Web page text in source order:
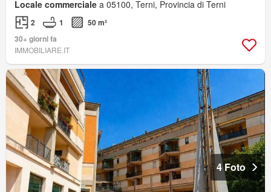
Locale commerciale a 05100, Terni, Provincia di Terni
2 1
50 m²
30+ giorni fa
IMMOBILIARE.IT
4 Foto